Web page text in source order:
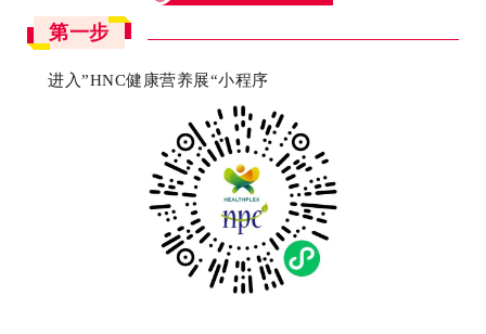
第一步
进入”HNC健康营养展“小程序